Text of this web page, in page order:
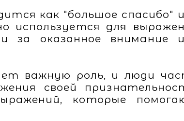
как "большое спасибо"
используется для
за оказанное внимание
важную роль, и люди
своей
которые